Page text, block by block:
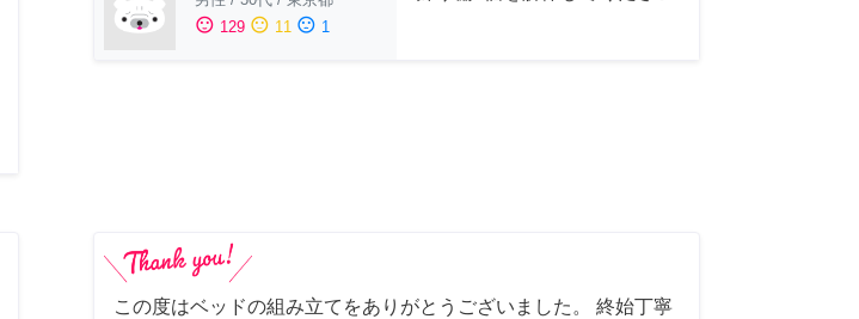
sentiment_satisfied 129 sentiment_neutral 11 sentiment_dissatisfied 1
この度はベッドの組み立てをありがとうございました。 終始丁寧